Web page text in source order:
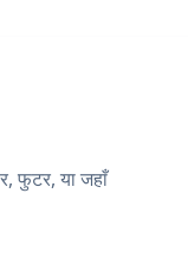
फुटर, या जहाँ